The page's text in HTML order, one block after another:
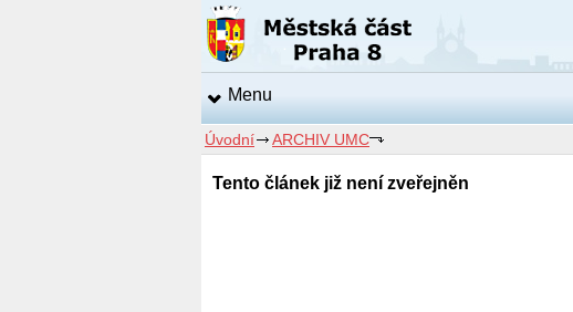
Menu
Úvodní ARCHIV UMC
Tento článek již není zveřejněn